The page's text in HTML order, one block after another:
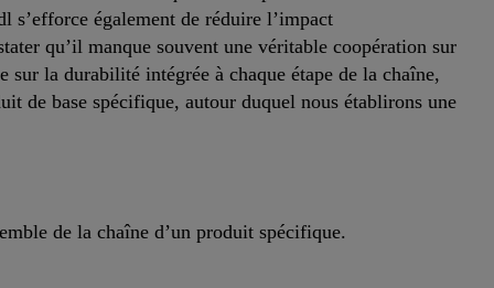
également de réduire l’impact
qu’il manque souvent une véritable coopération sur
la durabilité intégrée à chaque étape de la chaîne,
de base spécifique, autour duquel nous établirons une
de la chaîne d’un produit spécifique.